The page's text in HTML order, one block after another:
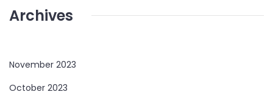
Archives
November 2023
October 2023